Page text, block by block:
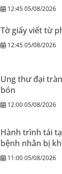
12:45 05/08/2026
Tờ giấy viết từ
12:45 05/08/2026
Ung thư đại
bón
12:00 05/08/2026
Hành trình tái
bệnh nhân bị
11:00 05/08/2026